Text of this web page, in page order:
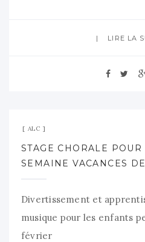
LIRE LA
ALC
STAGE CHORALE POUR
SEMAINE VACANCES
Divertissement et
musique pour les enfants
février